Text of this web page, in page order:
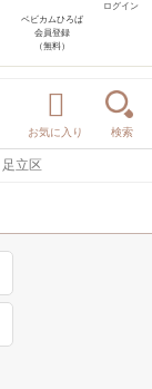
ログイン
ベビカムひろば
会員登録
（無料）
お気に入り 検索
足立区